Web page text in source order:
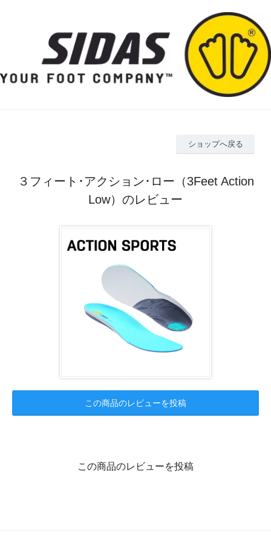
ショップへ戻る
３フィート･アクション･ロー（3Feet Action
Low）のレビュー
この商品のレビューを投稿
この商品のレビューを投稿